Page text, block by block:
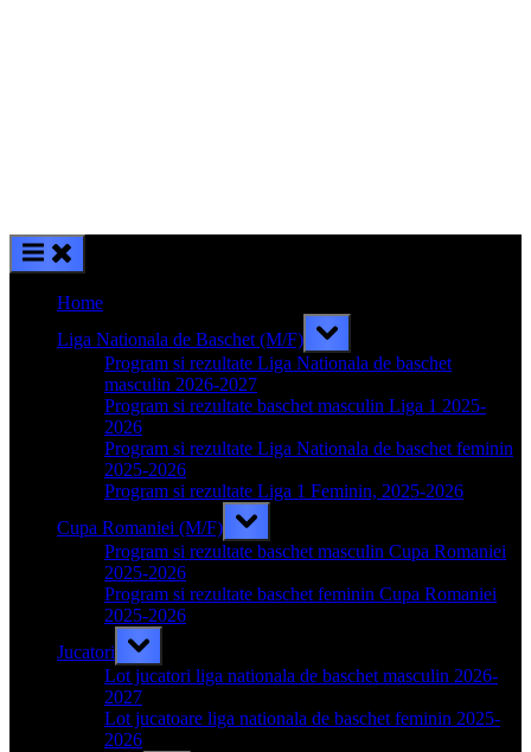
Home
Liga Nationala de Baschet (M/F)
Toggle
sub-
menu
Program si rezultate Liga Nationala de baschet
masculin 2026-2027
Program si rezultate baschet masculin Liga 1 2025-
2026
Program si rezultate Liga Nationala de baschet feminin
2025-2026
Program si rezultate Liga 1 Feminin, 2025-2026
Cupa Romaniei (M/F)
Toggle
sub-
menu
Program si rezultate baschet masculin Cupa Romaniei
2025-2026
Program si rezultate baschet feminin Cupa Romaniei
2025-2026
Jucatori
Toggle
sub-
menu
Lot jucatori liga nationala de baschet masculin 2026-
2027
Lot jucatoare liga nationala de baschet feminin 2025-
2026